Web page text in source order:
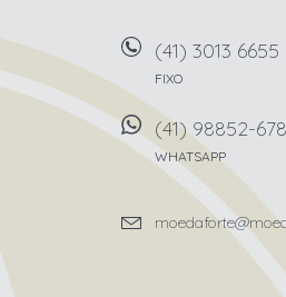
(41) 3013 6655
FIXO
(41) 98852-
WHATSAPP